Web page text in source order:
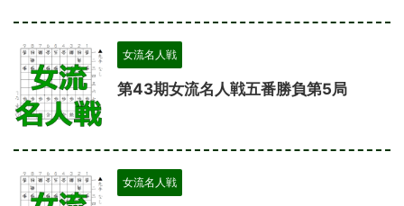
女流名人戦
第43期女流名人戦五番勝負第5局
女流名人戦